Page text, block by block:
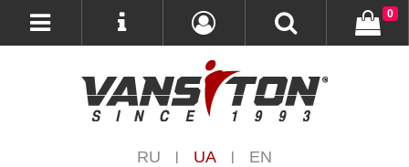
RU | UA |
EN
0